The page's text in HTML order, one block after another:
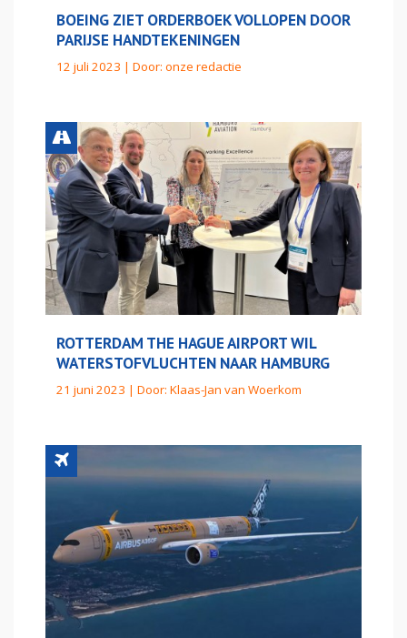
BOEING ZIET ORDERBOEK VOLLOPEN DOOR
PARIJSE HANDTEKENINGEN
12 juli 2023 | Door: onze redactie
ROTTERDAM THE HAGUE AIRPORT WIL
WATERSTOFVLUCHTEN NAAR HAMBURG
21 juni 2023 | Door: Klaas-Jan van Woerkom